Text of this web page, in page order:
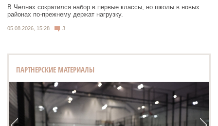
В Челнах сократился набор в первые классы, но школы в новых
районах по-прежнему держат нагрузку.
05.08.2026, 15:28 3
ПАРТНЕРСКИЕ МАТЕРИАЛЫ